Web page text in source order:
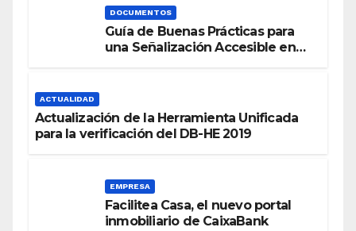
DOCUMENTOS
Guía de Buenas Prácticas para
una Señalización Accesible en
ACTUALIDAD
Actualización de la Herramienta Unificada
para la verificación del DB-HE 2019
EMPRESA
Facilitea Casa, el nuevo portal
inmobiliario de CaixaBank